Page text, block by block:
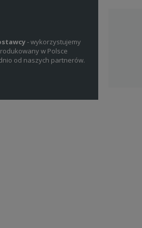
- wykorzystujemy
w Polsce
od naszych partnerów.